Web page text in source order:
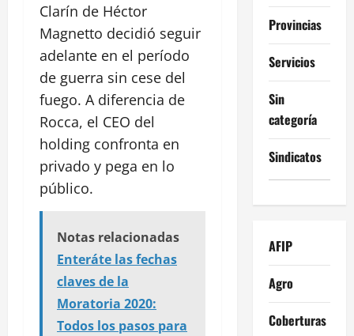
Clarín de Héctor
Magnetto decidió seguir
adelante en el período
de guerra sin cese del
fuego. A diferencia de
Rocca, el CEO del
holding confronta en
privado y pega en lo
público.
Notas relacionadas
Enteráte las fechas
claves de la
Moratoria 2020:
Todos los pasos para
Provincias
Servicios
Sin
categoría
Sindicatos
AFIP
Agro
Coberturas